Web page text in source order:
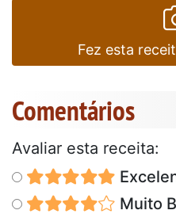
Fez esta
Comentários
Avaliar esta receita:
Muito